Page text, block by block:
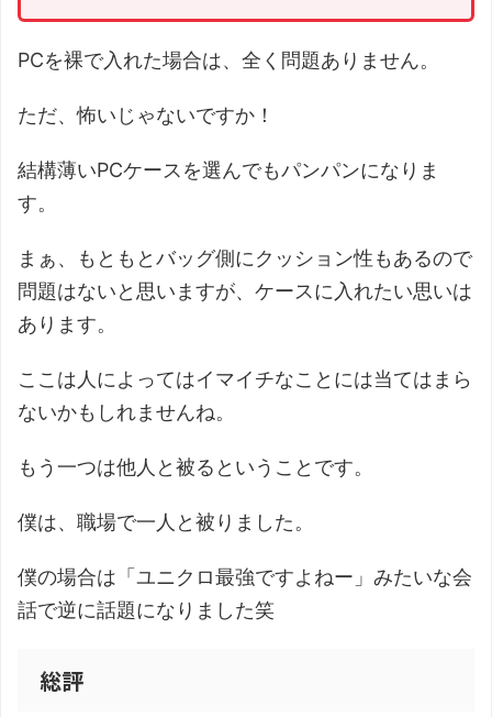
PCを裸で入れた場合は、全く問題ありません。
ただ、怖いじゃないですか！
結構薄いPCケースを選んでもパンパンになりま
す。
まぁ、もともとバッグ側にクッション性もあるので
問題はないと思いますが、ケースに入れたい思いは
あります。
ここは人によってはイマイチなことには当てはまら
ないかもしれませんね。
もう一つは他人と被るということです。
僕は、職場で一人と被りました。
僕の場合は「ユニクロ最強ですよねー」みたいな会
話で逆に話題になりました笑
総評